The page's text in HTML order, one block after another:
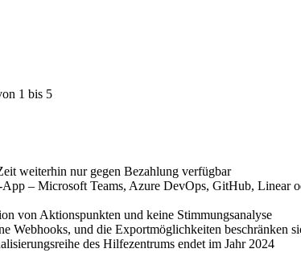
1 bis 5
weiterhin nur gegen Bezahlung verfügbar
– Microsoft Teams, Azure DevOps, GitHub, Linear
von Aktionspunkten und keine Stimmungsanalyse
Webhooks, und die Exportmöglichkeiten beschränken
des Hilfezentrums endet im Jahr 2024